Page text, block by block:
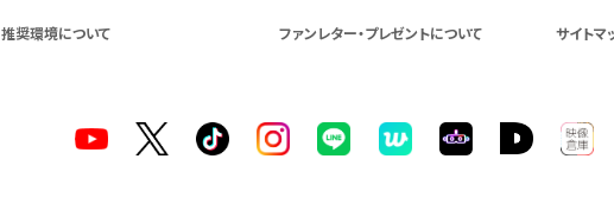
推奨環境について ファンレター・プレゼントについて サイトマ